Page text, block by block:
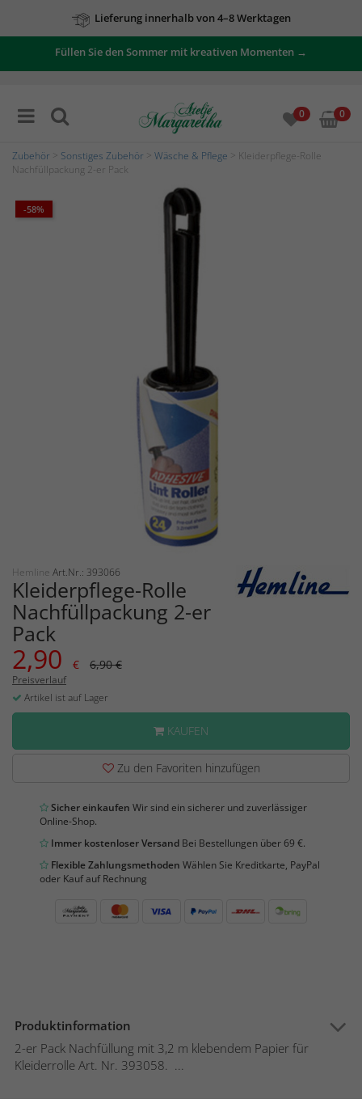
Lieferung innerhalb von 4–8 Werktagen
Füllen Sie den Sommer mit kreativen Momenten →
0 0
Zubehör Sonstiges Zubehör Wäsche & Pflege > Kleiderpflege-Rolle
Nachfüllpackung 2-er Pack
-58%
Hemline Art.Nr.: 393066
Kleiderpflege-Rolle
Nachfüllpackung 2-er
Pack
2,90 € 6,90 €
Preisverlauf
Artikel ist auf Lager
KAUFEN
Zu den Favoriten hinzufügen
Sicher einkaufen Wir sind ein sicherer und zuverlässiger
Online-Shop.
Immer kostenloser Versand Bei Bestellungen über 69 €.
Flexible Zahlungsmethoden Wählen Sie Kreditkarte, PayPal
oder Kauf auf Rechnung
Produktinformation
2-er Pack Nachfüllung mit 3,2 m klebendem Papier für
Kleiderrolle Art. Nr. 393058. ...